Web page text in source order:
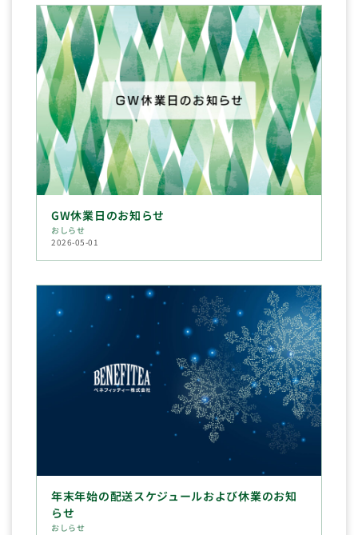
GW休業日のお知らせ
おしらせ
2026-05-01
年末年始の配送スケジュールおよび休業のお知
らせ
おしらせ